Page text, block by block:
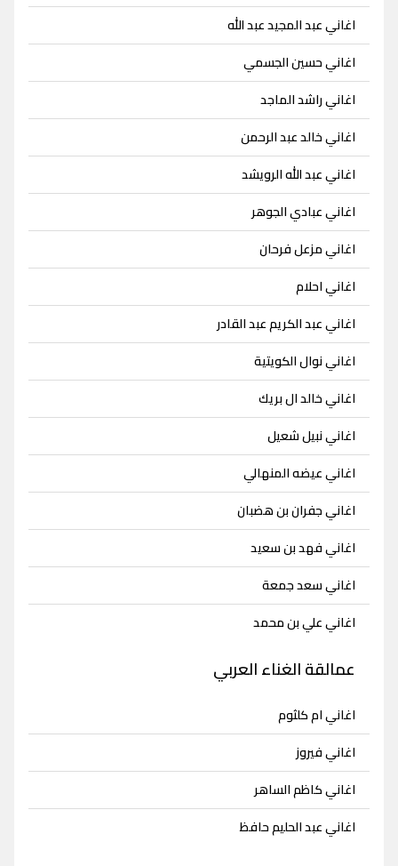
اغاني عبد المجيد عبد الله
اغاني حسين الجسمي
اغاني راشد الماجد
اغاني خالد عبد الرحمن
اغاني عبد الله الرويشد
اغاني عبادي الجوهر
اغاني مزعل فرحان
اغاني احلام
اغاني عبد الكريم عبد القادر
اغاني نوال الكويتية
اغاني خالد ال بريك
اغاني نبيل شعيل
اغاني عيضه المنهالي
اغاني جفران بن هضبان
اغاني فهد بن سعيد
اغاني سعد جمعة
اغاني علي بن محمد
عمالقة الغناء العربي
اغاني ام كلثوم
اغاني فيروز
اغاني كاظم الساهر
اغاني عبد الحليم حافظ